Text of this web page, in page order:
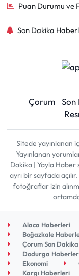
Puan Durumu ve
Son Dakika
Çorum Son
Sitede yayınlanan
Yayınlanan
Dakika | Yayla
ayrı bir sayfada
fotoğraflar izin
Alaca Haberleri
Boğazkale
Çorum Son
Dodurga
Ekonomi
Kargı Haberleri